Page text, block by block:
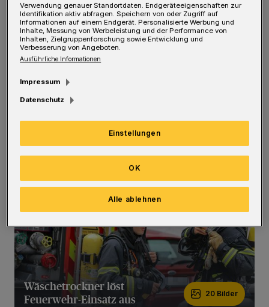
A technischer Defekt an dem Gerät. Dem
Mieter der Wohnung gelang es gemeinsam mit
seinem Nachbarn, das Feuer mit einem
Pulverlöscher zu bekämpfen. (
Wäschetrockner löst
Feuerwehr-Einsatz aus
20 Bilder
Verwendung genauer Standortdaten. Endgeräteeigenschaften zur
Identifikation aktiv abfragen. Speichern von oder Zugriff auf
Informationen auf einem Endgerät. Personalisierte Werbung und
Inhalte, Messung von Werbeleistung und der Performance von
Inhalten, Zielgruppenforschung sowie Entwicklung und
Verbesserung von Angeboten.
Ausführliche Informationen
Impressum
Datenschutz
Einstellungen
Alle ablehnen
OK